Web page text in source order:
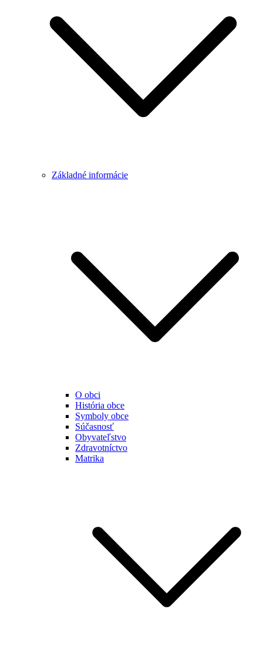
Základné informácie
O obci
História obce
Symboly obce
Súčasnosť
Obyvateľstvo
Zdravotníctvo
Matrika